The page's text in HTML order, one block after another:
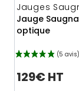
Jauges
Jauge
optique
129€ HT